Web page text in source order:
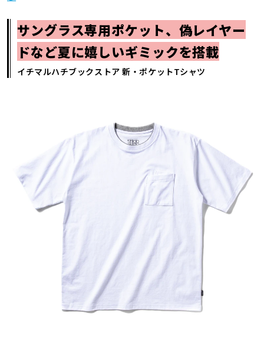
サングラス専用ポケット、偽レイヤー
ドなど夏に嬉しいギミックを搭載
イチマルハチブックストア 新・ポケットTシャツ